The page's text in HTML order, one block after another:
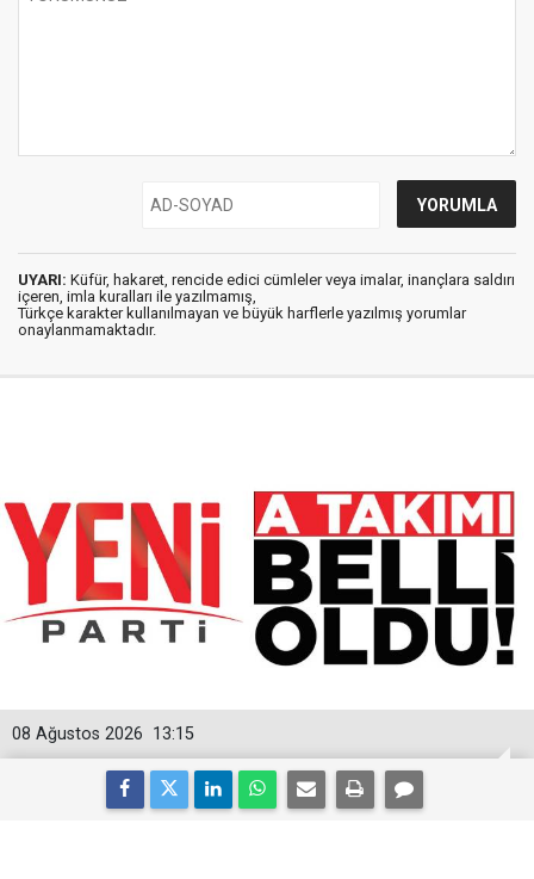
UYARI: Küfür, hakaret, rencide edici cümleler veya imalar, inançlara saldırı
içeren, imla kuralları ile yazılmamış,
Türkçe karakter kullanılmayan ve büyük harflerle yazılmış yorumlar
onaylanmamaktadır.
13:15
08 Ağustos 2026